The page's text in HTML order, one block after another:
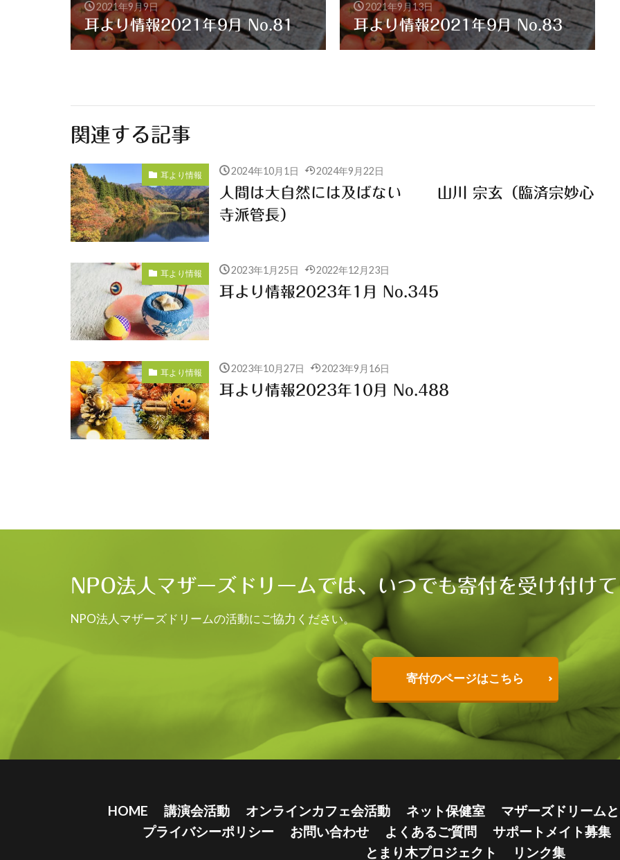
2021年9月9日
耳より情報2021年9月 No.81
2021年9月13日
耳より情報2021年9月 No.83
関連する記事
耳より情報 2024年10月1日 2024年9月22日
人間は大自然には及ばない 山川 宗玄（臨済宗妙心
寺派管長）
耳より情報 2023年1月25日 2022年12月23日
耳より情報2023年1月 No.345
耳より情報 2023年10月27日 2023年9月16日
耳より情報2023年10月 No.488
NPO法人マザーズドリームでは、いつでも寄付を受け付け
NPO法人マザーズドリームの活動にご協力ください。
寄付のページはこちら
HOME 講演会活動 オンラインカフェ会活動 ネット保健室 マザーズドリーム
プライバシーポリシー
お問い合わせ よくあるご質問 サポートメイト募集
とまり木プロジェクト
リンク集